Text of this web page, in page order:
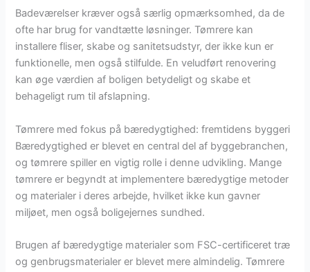
Badeværelser kræver også særlig opmærksomhed, da de
ofte har brug for vandtætte løsninger. Tømrere kan
installere fliser, skabe og sanitetsudstyr, der ikke kun er
funktionelle, men også stilfulde. En veludført renovering
kan øge værdien af boligen betydeligt og skabe et
behageligt rum til afslapning.
Tømrere med fokus på bæredygtighed: fremtidens byggeri
Bæredygtighed er blevet en central del af byggebranchen,
og tømrere spiller en vigtig rolle i denne udvikling. Mange
tømrere er begyndt at implementere bæredygtige metoder
og materialer i deres arbejde, hvilket ikke kun gavner
miljøet, men også boligejernes sundhed.
Brugen af bæredygtige materialer som FSC-certificeret træ
og genbrugsmaterialer er blevet mere almindelig. Tømrere